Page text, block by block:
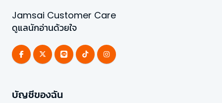
Jamsai Customer Care
ดูแลนักอ่านด้วยใจ
บัญชีของฉัน